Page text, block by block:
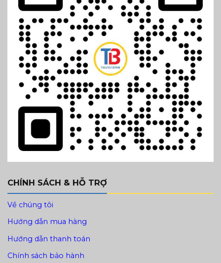
CHÍNH SÁCH & HỖ TRỢ
Về chúng tôi
Hướng dẫn mua hàng
Hướng dẫn thanh toán
Chính sách bảo hành